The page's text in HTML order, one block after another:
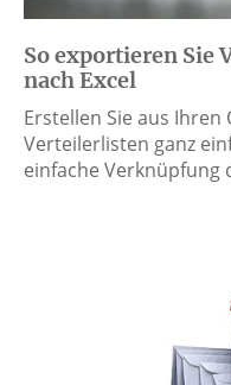
So exportieren Sie
nach Excel
Erstellen Sie aus
Verteilerlisten ganz
einfache